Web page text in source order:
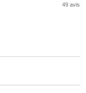
49 avis